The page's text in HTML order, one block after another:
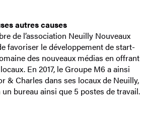
autres causes
de l’association Neuilly Nouveaux
favoriser le développement de start-
des nouveaux médias en offrant
En 2017, le Groupe M6 a ainsi
& Charles dans ses locaux de Neuilly,
bureau ainsi que 5 postes de travail.